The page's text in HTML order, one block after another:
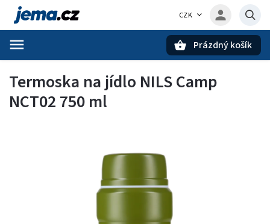
CZK
Prázdný košík
Termoska na jídlo NILS Camp
NCT02 750 ml